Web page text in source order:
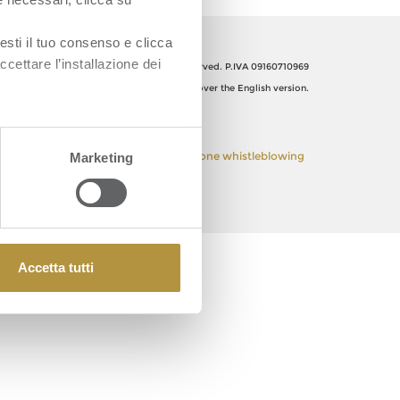
il tuo consenso e clicca
l’installazione dei
Marketing
Accetta tutti
Orsero SpA, Italy. All Rights reserved. P.IVA 09160710969
The Italian text shall prevail over the English version.
Privacy Policy Segnalazione whistleblowing